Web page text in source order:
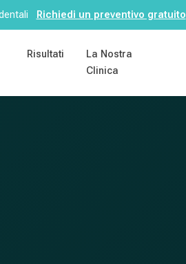
Richiedi un preventivo gratuito
Risultati
La Nostra
Clinica